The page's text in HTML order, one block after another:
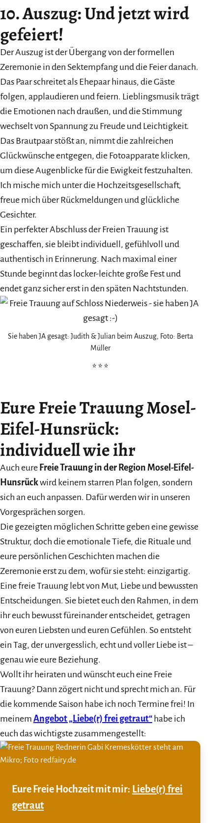
10. Auszug: Und jetzt wird
gefeiert!
Der Auszug ist der Übergang von der formellen
Zeremonie in den Sektempfang und die Feier danach.
Das Paar schreitet als Ehepaar hinaus, die Gäste
folgen, applaudieren und feiern. Lieblingsmusik trägt
die Emotionen nach draußen, und die Stimmung
wechselt von Spannung zu Freude und Leichtigkeit.
Das Brautpaar stößt an, nimmt die zahlreichen
Glückwünsche entgegen, die Fotoapparate klicken,
um diese Augenblicke für die Ewigkeit festzuhalten.
Ich mische mich unter die Hochzeitsgesellschaft,
freue mich über Rückmeldungen und glückliche
Gesichter.
Ein perfekter Abschluss der Freien Trauung ist
geschaffen, sie bleibt individuell, gefühlvoll und
authentisch in Erinnerung. Nach maximal einer
Stunde beginnt das locker-leichte große Fest und
endet ganz sicher erst in den späten Nachtstunden.
Sie haben JA gesagt: Judith & Julian beim Auszug, Foto: Berta
Müller
Eure Freie Trauung Mosel-
Eifel-Hunsrück:
individuell wie ihr
Auch eure Freie Trauung in der Region Mosel-Eifel-
Hunsrückwird keinem starren Plan folgen, sondern
sich an euch anpassen. Dafür werden wir in unseren
Vorgesprächen sorgen.
Die gezeigten möglichen Schritte geben eine gewisse
Struktur, doch die emotionale Tiefe, die Rituale und
eure persönlichen Geschichten machen die
Zeremonie erst zu dem, wofür sie steht: einzigartig.
Eine freie Trauung lebt von Mut, Liebe und bewussten
Entscheidungen. Sie bietet euch den Rahmen, in dem
ihr euch bewusst füreinander entscheidet, getragen
von euren Liebsten und euren Gefühlen. So entsteht
ein Tag, der unvergesslich, echt und voller Liebe ist –
genau wie eure Beziehung.
Wollt ihr heiraten und wünscht euch eine Freie
Trauung? Dann zögert nicht und sprecht mich an. Für
die kommende Saison habe ich noch Termine frei! In
meinem Angebot „Liebe(r) frei getraut“ habe ich
euch das wichtigste zusammengestellt:
Eure Freie Hochzeit mit mir: Liebe(r) frei
getraut